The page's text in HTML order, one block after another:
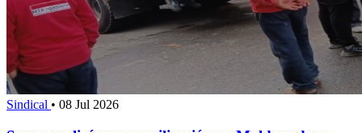
Sindical • 08 Jul 2026